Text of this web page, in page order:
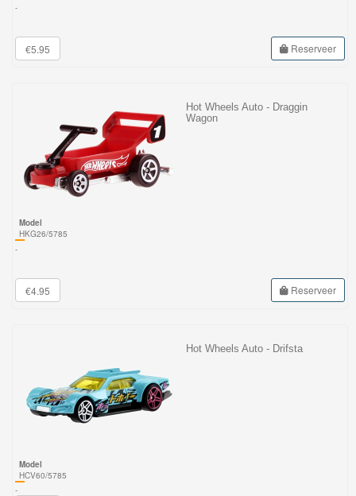
-
€5.95 Reserveer
Hot Wheels Auto - Draggin
Wagon
Model
HKG26/5785
-
€4.95 Reserveer
Hot Wheels Auto - Drifsta
Model
HCV60/5785
-